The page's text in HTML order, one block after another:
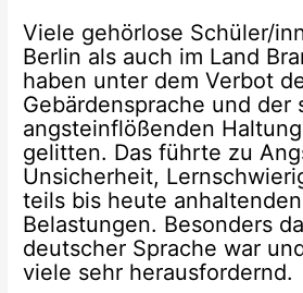
Viele gehörlose Schüler/
Berlin als auch im Land
haben unter dem Verbot
Gebärdensprache und der
angsteinflößenden
gelitten. Das führte zu
Unsicherheit,
teils bis heute
Belastungen. Besonders
deutscher Sprache war
viele sehr herausfordernd.